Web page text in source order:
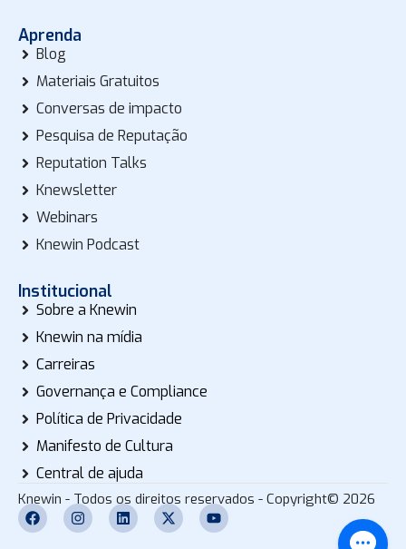
Aprenda
Blog
Materiais Gratuitos
Conversas de impacto
Pesquisa de Reputação
Reputation Talks
Knewsletter
Webinars
Knewin Podcast
Institucional
Sobre a Knewin
Knewin na mídia
Carreiras
Governança e Compliance
Política de Privacidade
Manifesto de Cultura
Central de ajuda
Knewin - Todos os direitos reservados - Copyright© 2026